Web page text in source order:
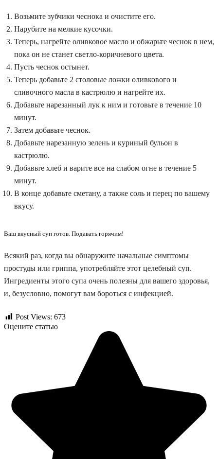
Возьмите зубчики чеснока и очистите его.
Нарубите на мелкие кусочки.
Теперь, нагрейте оливковое масло и обжарьте чеснок в нем,
пока он не станет светло-коричневого цвета.
Пусть чеснок остынет.
Теперь добавьте 2 столовые ложки оливкового и
сливочного масла в кастрюлю и нагрейте их.
Добавьте нарезанный лук к ним и готовьте в течение 10
минут.
Затем добавьте чеснок.
Добавьте нарезанную зелень и куриный бульон в
кастрюлю.
Добавьте хлеб и варите все на слабом огне в течение 5
минут.
В конце добавьте сметану, а также соль и перец по вашему
вкусу.
Ваш вкусный суп готов. Подавать горячим!
Всякий раз, когда вы обнаружите начальные симптомы
простуды или гриппа, употребляйте этот целебный суп.
Ингредиенты этого супа очень полезны для вашего здоровья,
и, безусловно, помогут вам бороться с инфекцией.
Post Views: 673
Оцените статью